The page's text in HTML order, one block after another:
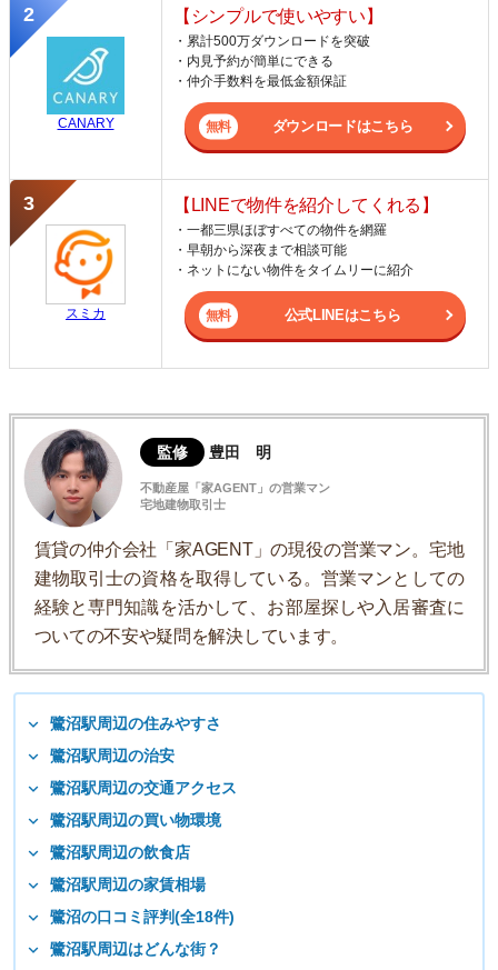
CANARY
【シンプルで使いやすい】
・累計500万ダウンロードを突破
・内見予約が簡単にできる
・仲介手数料を最低金額保証
ダウンロードはこちら
スミカ
【LINEで物件を紹介してくれる】
・一都三県ほぼすべての物件を網羅
・早朝から深夜まで相談可能
・ネットにない物件をタイムリーに紹介
公式LINEはこちら
監修 豊田 明
不動産屋「家AGENT」の営業マン
宅地建物取引士
賃貸の仲介会社「家AGENT」の現役の営業マン。宅地
建物取引士の資格を取得している。営業マンとしての
経験と専門知識を活かして、お部屋探しや入居審査に
ついての不安や疑問を解決しています。
鷺沼駅周辺の住みやすさ
鷺沼駅周辺の治安
鷺沼駅周辺の交通アクセス
鷺沼駅周辺の買い物環境
鷺沼駅周辺の飲食店
鷺沼駅周辺の家賃相場
鷺沼の口コミ評判(全18件)
鷺沼駅周辺はどんな街？